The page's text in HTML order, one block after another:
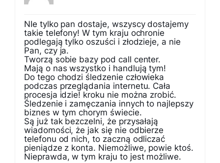
NIe tylko pan dostaje, wszyscy dostajemy
takie telefony! W tym kraju ochronie
podlegają tylko oszuści i złodzieje, a nie
Pan, czy ja.
Tworzą sobie bazy pod call center.
Mają o nas wszystko i handlują tym!
Do tego chodzi śledzenie człowieka
podczas przeglądania internetu. Cała
procesja idzie! kroku nie można zrobić.
Śledzenie i zamęczania innych to najlepszy
biznes w tym chorym świecie.
Są już tak bezczelni, że przysałają
wiadomości, że jak się nie odbierze
telefonu od nich, to zaczną odliczać
pieniądze z konta. Niemożliwe, powie ktoś.
Nieprawda, w tym kraju to jest możliwe.